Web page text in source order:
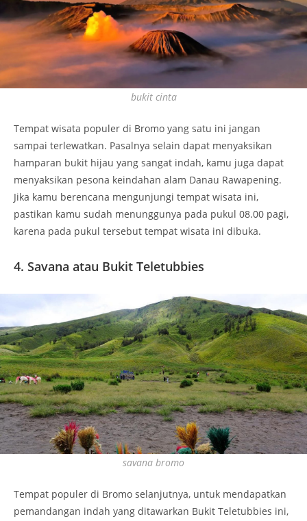
bukit cinta
Tempat wisata populer di Bromo yang satu ini jangan
sampai terlewatkan. Pasalnya selain dapat menyaksikan
hamparan bukit hijau yang sangat indah, kamu juga dapat
menyaksikan pesona keindahan alam Danau Rawapening.
Jika kamu berencana mengunjungi tempat wisata ini,
pastikan kamu sudah menunggunya pada pukul 08.00 pagi,
karena pada pukul tersebut tempat wisata ini dibuka.
4. Savana atau Bukit Teletubbies
savana bromo
Tempat populer di Bromo selanjutnya, untuk mendapatkan
pemandangan indah yang ditawarkan Bukit Teletubbies ini,